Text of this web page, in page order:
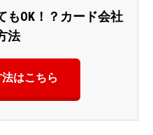
もOK！？カード会社
法
はこちら